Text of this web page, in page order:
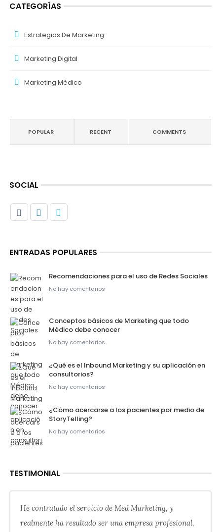
CATEGORÍAS
Estrategias De Marketing
Marketing Digital
Marketing Médico
POPULAR RECENT COMMENTS
SOCIAL
ENTRADAS POPULARES
Recomendaciones para el uso de Redes Sociales
No hay comentarios
Conceptos básicos de Marketing que todo
Médico debe conocer
No hay comentarios
¿Qué es el Inbound Marketing y su aplicación en
consultorios?
No hay comentarios
¿Cómo acercarse a los pacientes por medio de
StoryTelling?
No hay comentarios
TESTIMONIAL
He contratado el servicio de Med Marketing, y
realmente ha resultado ser una empresa profesional,